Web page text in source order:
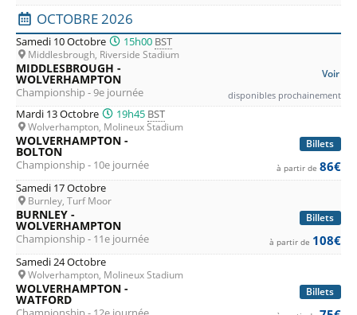
OCTOBRE 2026
Samedi 10 Octobre 15h00 BST
Middlesbrough, Riverside Stadium
Voir
MIDDLESBROUGH -
WOLVERHAMPTON
Championship - 9e journée disponibles prochainement
Mardi 13 Octobre 19h45 BST
Wolverhampton, Molineux Stadium
Billets
WOLVERHAMPTON -
BOLTON
Championship - 10e journée à partir de 86€
Samedi 17 Octobre
Burnley, Turf Moor
Billets
BURNLEY -
WOLVERHAMPTON
Championship - 11e journée à partir de 108€
Samedi 24 Octobre
Wolverhampton, Molineux Stadium
Billets
WOLVERHAMPTON -
WATFORD